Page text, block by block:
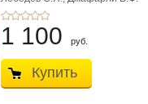
1 100 руб.
Купить